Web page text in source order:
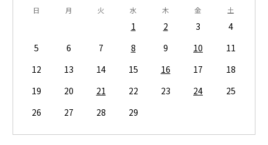
日 月 火 水 木 金 土
1 2 3
4
5
6 7 8 9 10
11
12
13 14 15 16 17
18
19
20 21 22 23 24
25
26
27 28 29